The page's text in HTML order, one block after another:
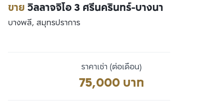
ขายวิลลาจจิโอ 3 ศรีนครินทร์-บางนา
บางพลี, สมุทรปราการ
ราคาเช่า (ต่อเดือน)
75,000 บาท